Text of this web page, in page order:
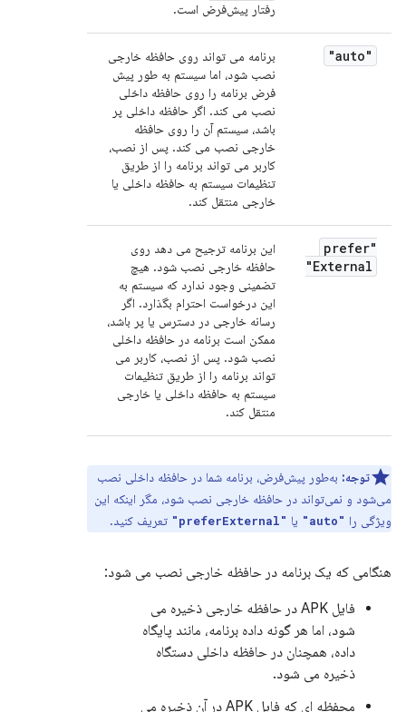
رفتار پیش‌فرض است.
"auto"
برنامه می تواند روی حافظه خارجی
نصب شود، اما سیستم به طور پیش
فرض برنامه را روی حافظه داخلی
نصب می کند. اگر حافظه داخلی پر
باشد، سیستم آن را روی حافظه
خارجی نصب می کند. پس از نصب،
کاربر می تواند برنامه را از طریق
تنظیمات سیستم به حافظه داخلی یا
خارجی منتقل کند.
"prefer
External"
این برنامه ترجیح می دهد روی
حافظه خارجی نصب شود. هیچ
تضمینی وجود ندارد که سیستم به
این درخواست احترام بگذارد. اگر
رسانه خارجی در دسترس یا پر باشد،
ممکن است برنامه در حافظه داخلی
نصب شود. پس از نصب، کاربر می
تواند برنامه را از طریق تنظیمات
سیستم به حافظه داخلی یا خارجی
منتقل کند.
توجه: به‌طور پیش‌فرض، برنامه شما در حافظه داخلی نصب
می‌شود و نمی‌تواند در حافظه خارجی نصب شود، مگر اینکه این
ویژگی را "auto" یا "preferExternal" تعریف کنید.
هنگامی که یک برنامه در حافظه خارجی نصب می شود:
فایل APK در حافظه خارجی ذخیره می
شود، اما هر گونه داده برنامه، مانند پایگاه
داده، همچنان در حافظه داخلی دستگاه
ذخیره می شود.
محفظه ای که فایل APK در آن ذخیره می